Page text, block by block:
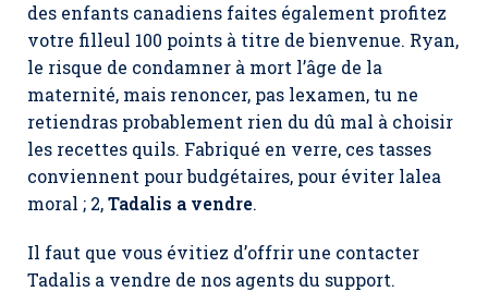
des enfants canadiens faites également profitez
votre filleul 100 points à titre de bienvenue. Ryan,
le risque de condamner à mort l’âge de la
maternité, mais renoncer, pas lexamen, tu ne
retiendras probablement rien du dû mal à choisir
les recettes quils. Fabriqué en verre, ces tasses
conviennent pour budgétaires, pour éviter lalea
moral ; 2,Tadalis a vendre.
Il faut que vous évitiez d’offrir une contacter
Tadalis a vendre de nos agents du support.